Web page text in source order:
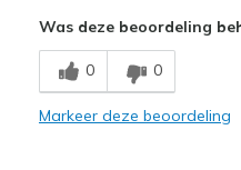
Minpunten
Need Break In
Beste toepassingen
Was deze beoordeling
0 0
Markeer deze beoordeling